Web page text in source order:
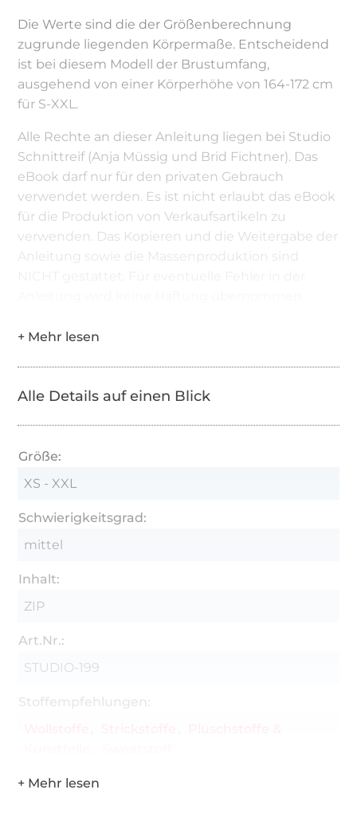
Die Werte sind die der Größenberechnung
zugrunde liegenden Körpermaße. Entscheidend
ist bei diesem Modell der Brustumfang,
ausgehend von einer Körperhöhe von 164-172 cm
für S-XXL.
Alle Rechte an dieser Anleitung liegen bei Studio
Schnittreif (Anja Müssig und Brid Fichtner). Das
eBook darf nur für den privaten Gebrauch
verwendet werden. Es ist nicht erlaubt das eBook
für die Produktion von Verkaufsartikeln zu
verwenden. Das Kopieren und die Weitergabe der
Anleitung sowie die Massenproduktion sind
Alle Details auf einen Blick
Größe:
XS - XXL
Schwierigkeitsgrad:
mittel
Inhalt:
ZIP
Art.Nr.:
STUDIO-199
Stoffempfehlungen: